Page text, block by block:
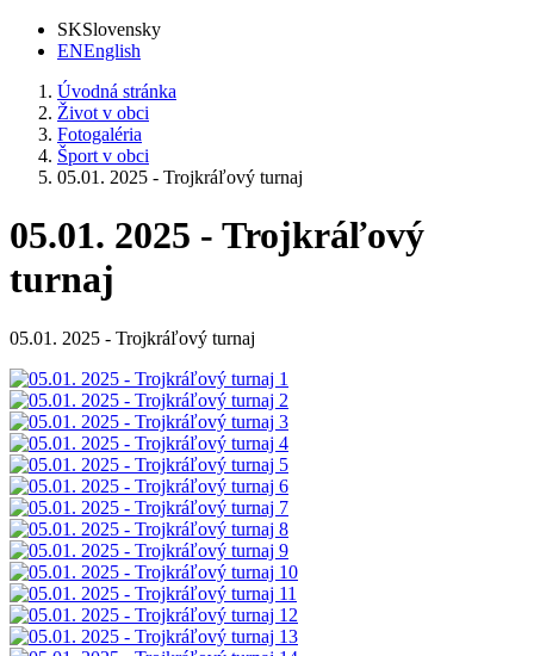
SKSlovensky
ENEnglish
Úvodná stránka
Život v obci
Fotogaléria
Šport v obci
05.01. 2025 - Trojkráľový turnaj
05.01. 2025 - Trojkráľový
turnaj
05.01. 2025 - Trojkráľový turnaj